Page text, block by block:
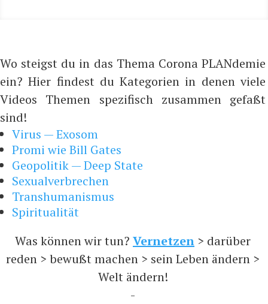
Wo steigst du in das Thema Corona PLANdemie
ein? Hier findest du Kategorien in denen viele
Videos Themen spezifisch zusammen gefaßt
sind!
Virus — Exosom
Promi wie Bill Gates
Geopolitik — Deep State
Sexualverbrechen
Transhumanismus
Spiritualität
Was können wir tun? Vernetzen > darüber
reden > bewußt machen > sein Leben ändern >
Welt ändern!
-